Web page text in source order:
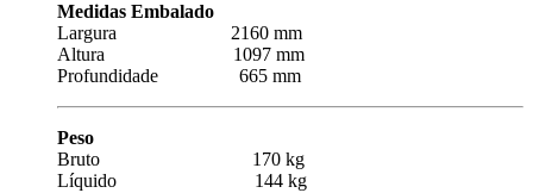
Medidas Embalado
Largura 2160 mm
Altura 1097 mm
Profundidade 665 mm
Peso
Bruto 170 kg
Líquido 144 kg